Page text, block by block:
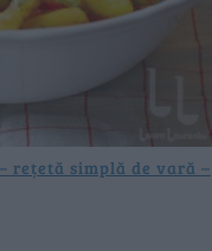
rețetă simplă de vară –